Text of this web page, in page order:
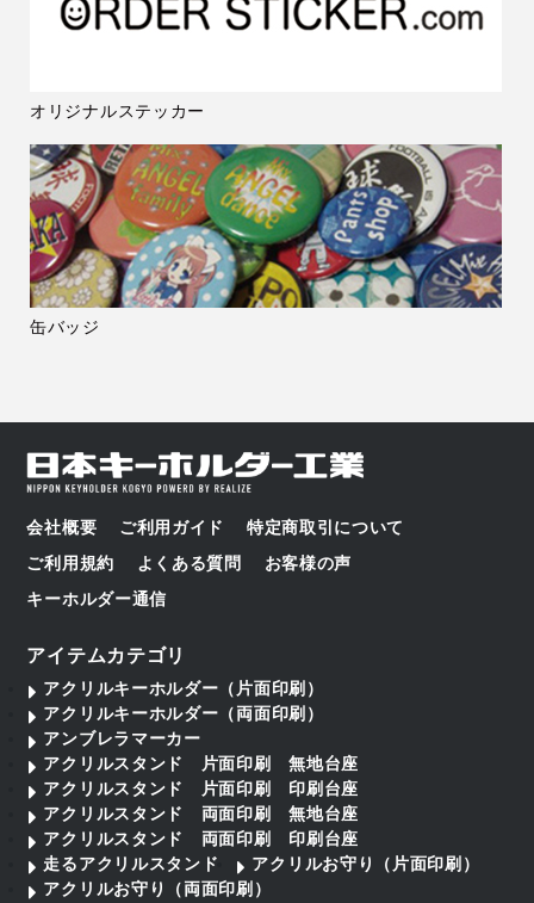
オリジナルステッカー
缶バッジ
会社概要 ご利用ガイド
特定商取引について
ご利用規約
よくある質問
お客様の声
キーホルダー通信
アイテムカテゴリ
アクリルキーホルダー（片面印刷）
アクリルキーホルダー（両面印刷）
アンブレラマーカー
アクリルスタンド 片面印刷 無地台座
アクリルスタンド 片面印刷 印刷台座
アクリルスタンド 両面印刷 無地台座
アクリルスタンド 両面印刷 印刷台座
走るアクリルスタンド
アクリルお守り（片面印刷）
アクリルお守り（両面印刷）